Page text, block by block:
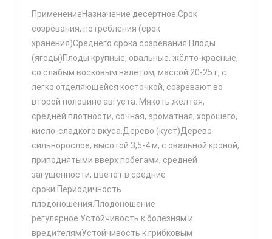
ПрименениеНазначение десертное.Срок
созревания, потребления (срок
хранения)Среднего срока созревания.Плоды
(ягоды)Плоды крупные, овальные, жёлто-красные,
со слабым восковым налетом, массой 20-25 г, с
легко отделяющейся косточкой, созревают во
второй половине августа. Мякоть жёлтая,
средней плотности, сочная, ароматная, хорошего,
кисло-сладкого вкуса.Дерево (куст)Дерево
сильнорослое, высотой 3,5-4 м, с овальной кроной,
приподнятыми вверх побегами, средней
загущенности, цветёт в средние
сроки.Периодичность
плодоношения.Плодоношение
регулярное.Устойчивость к болезням и
вредителямУстойчивость к грибковым